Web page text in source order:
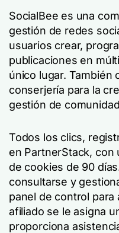
SocialBee es una
gestión de redes
usuarios crear,
publicaciones en
único lugar. También
conserjería para la
gestión de
Todos los clics,
en PartnerStack,
de cookies de 90
consultarse y
panel de control para
afiliado se le asigna
proporciona